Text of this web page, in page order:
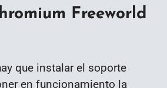
Freeworld
que instalar el soporte
en funcionamiento la